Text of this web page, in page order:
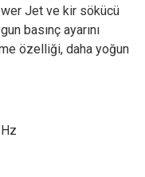
Jet ve kir sökücü
basınç ayarını
özelliği, daha yoğun